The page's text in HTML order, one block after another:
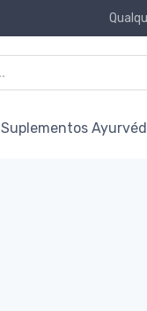
Suplementos